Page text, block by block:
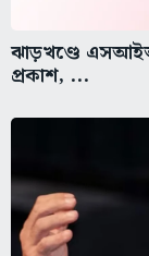
ঝাড়খণ্ডে
প্রকাশ, ...